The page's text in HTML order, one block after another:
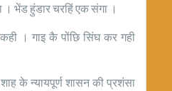
भेंड हुंडार चरहिं एक संगा ।
। गाइ कै पोंछि सिंघ कर गही
के न्यायपूर्ण शासन की प्रशंसा